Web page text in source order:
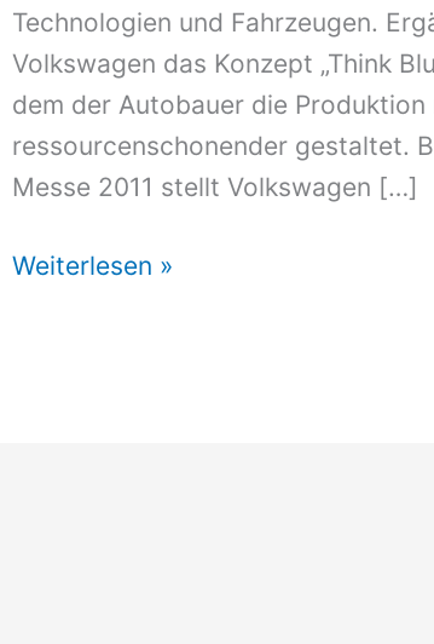
Technologien und Fahrzeugen.
Volkswagen das Konzept „Think
dem der Autobauer die
ressourcenschonender gestaltet.
Messe 2011 stellt Volkswagen […]
Hannover
Weiterlesen »